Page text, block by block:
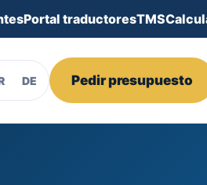
Portal traductoresTMS
DE Pedir presupuesto